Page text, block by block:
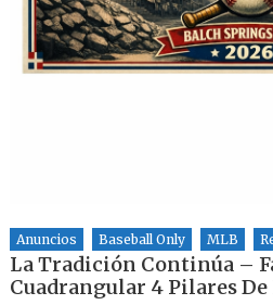
Anuncios Baseball Only MLB
La Tradición Continúa –
Cuadrangular 4 Pilares De